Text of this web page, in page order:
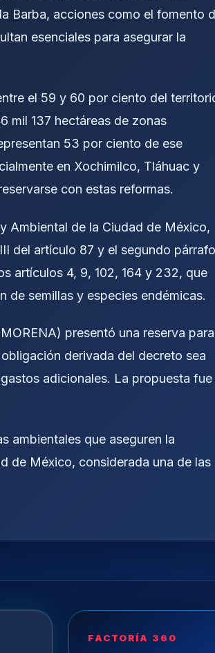
Barba, acciones como el fomento
esenciales para asegurar la
el 59 y 60 por ciento del
mil 137 hectáreas de zonas
53 por ciento de ese
en Xochimilco, Tláhuac y
con estas reformas.
Ambiental de la Ciudad de México,
del artículo 87 y el segundo párrafo
artículos 4, 9, 102, 164 y 232, que
de semillas y especies endémicas.
presentó una reserva para
derivada del decreto sea
adicionales. La propuesta fue
ambientales que aseguren la
de México, considerada una de las
FACTORÍA 360